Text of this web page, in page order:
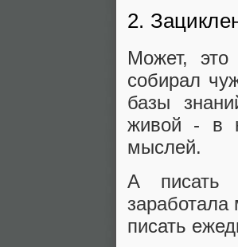
2.
Может,
собирал
базы
живой - в
мыслей.
А писать
заработала
писать